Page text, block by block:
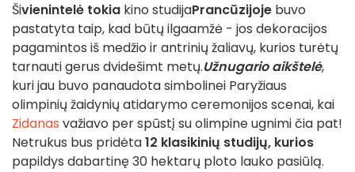
Šivienintelė tokia kino studijaPrancūzijoje buvo
pastatyta taip, kad būtų ilgaamžė - jos dekoracijos
pagamintos iš medžio ir antrinių žaliavų, kurios turėtų
tarnauti gerus dvidešimt metų.Užnugario aikštelė,
kuri jau buvo panaudota simbolinei Paryžiaus
olimpinių žaidynių atidarymo ceremonijos scenai, kai
Zidanas važiavo per spūstį su olimpine ugnimi čia pat!
Netrukus bus pridėta12 klasikinių studijų, kurios
papildys dabartinę 30 hektarų ploto lauko pasiūlą.